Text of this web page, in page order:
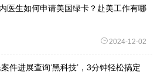
医生如何申请美国绿卡？赴美工作有哪
2024-12-02
件进展查询‘黑科技’，3分钟轻松搞定